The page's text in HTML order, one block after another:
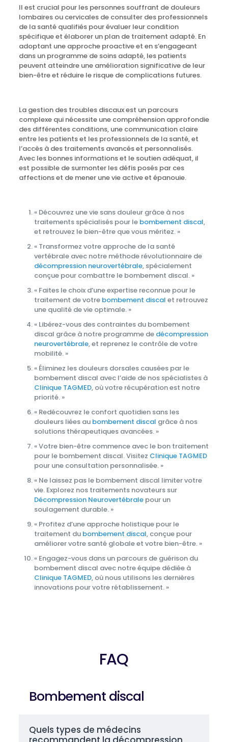
Il est crucial pour les personnes souffrant de douleurs
lombaires ou cervicales de consulter des professionnels
de la santé qualifiés pour évaluer leur condition
spécifique et élaborer un plan de traitement adapté. En
adoptant une approche proactive et en s’engageant
dans un programme de soins adapté, les patients
peuvent atteindre une amélioration significative de leur
bien-être et réduire le risque de complications futures.
La gestion des troubles discaux est un parcours
complexe qui nécessite une compréhension approfondie
des différentes conditions, une communication claire
entre les patients et les professionnels de la santé, et
l’accès à des traitements avancés et personnalisés.
Avec les bonnes informations et le soutien adéquat, il
est possible de surmonter les défis posés par ces
affections et de mener une vie active et épanouie.
« Découvrez une vie sans douleur grâce à nos
traitements spécialisés pour le bombement discal,
et retrouvez le bien-être que vous méritez. »
« Transformez votre approche de la santé
vertébrale avec notre méthode révolutionnaire de
décompression neurovertébrale, spécialement
conçue pour combattre le bombement discal. »
« Faites le choix d’une expertise reconnue pour le
traitement de votre bombement discal et retrouvez
une qualité de vie optimale. »
« Libérez-vous des contraintes du bombement
discal grâce à notre programme de décompression
neurovertébrale, et reprenez le contrôle de votre
mobilité. »
« Éliminez les douleurs dorsales causées par le
bombement discal avec l’aide de nos spécialistes à
Clinique TAGMED, où votre récupération est notre
priorité. »
« Redécouvrez le confort quotidien sans les
douleurs liées au bombement discal grâce à nos
solutions thérapeutiques avancées. »
« Votre bien-être commence avec le bon traitement
pour le bombement discal. Visitez Clinique TAGMED
pour une consultation personnalisée. »
« Ne laissez pas le bombement discal limiter votre
vie. Explorez nos traitements novateurs sur
Décompression Neurovertébralepour un
soulagement durable. »
« Profitez d’une approche holistique pour le
traitement du bombement discal, conçue pour
améliorer votre santé globale et votre bien-être. »
« Engagez-vous dans un parcours de guérison du
bombement discal avec notre équipe dédiée à
Clinique TAGMED, où nous utilisons les dernières
innovations pour votre rétablissement. »
FAQ
Bombement discal
Quels types de médecins